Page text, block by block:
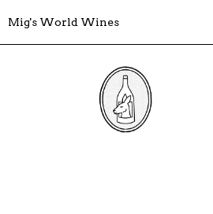
Mig's World Wines